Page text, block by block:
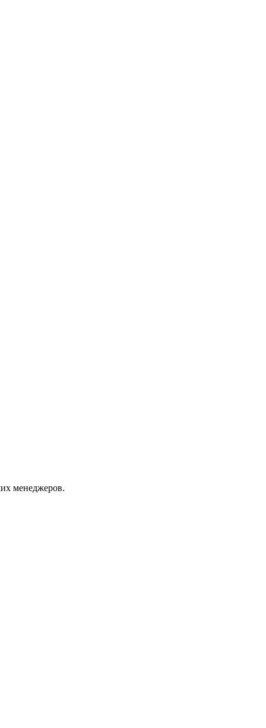
менеджеров.